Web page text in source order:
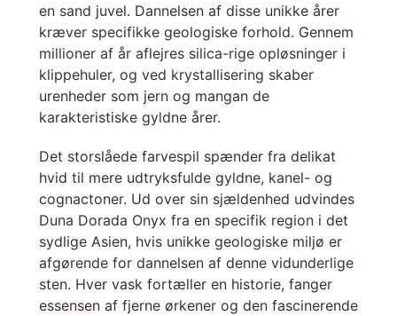
en sand juvel. Dannelsen af disse unikke årer
kræver specifikke geologiske forhold. Gennem
millioner af år aflejres silica-rige opløsninger i
klippehuler, og ved krystallisering skaber
urenheder som jern og mangan de
karakteristiske gyldne årer.
Det storslåede farvespil spænder fra delikat
hvid til mere udtryksfulde gyldne, kanel- og
cognactoner. Ud over sin sjældenhed udvindes
Duna Dorada Onyx fra en specifik region i det
sydlige Asien, hvis unikke geologiske miljø er
afgørende for dannelsen af denne vidunderlige
sten. Hver vask fortæller en historie, fanger
essensen af fjerne ørkener og den fascinerende